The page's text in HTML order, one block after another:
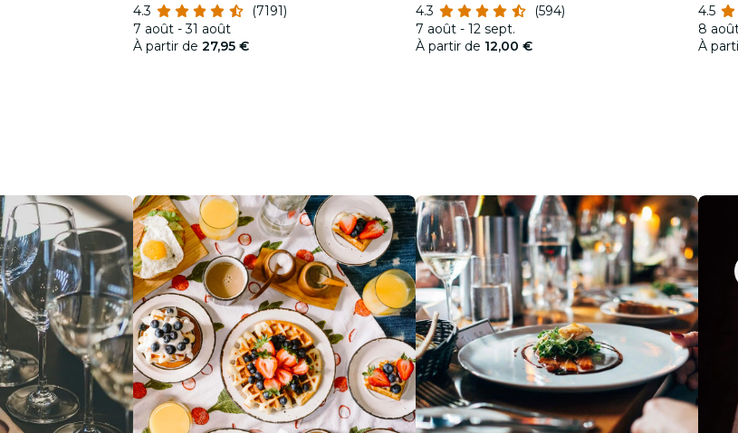
4.3
(7191)
7 août - 31 août
À partir de 27,95 €
4.3
(594)
7 août - 12 sept.
À partir de 12,00 €
4.5
8
À